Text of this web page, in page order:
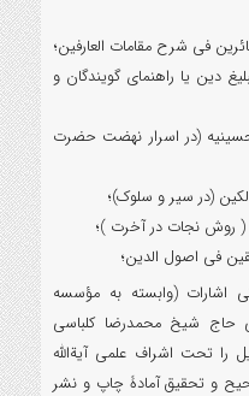
دین یا راهنماي گویندگان و
(در اسرار نهضت حضرت
اشارات (وابسته به مؤسسه
حاج شیخ محمدرضا کلباسی
را تحت اشراف علمی آیةالله
و تحقیق آمادۀ چاپ و نشر